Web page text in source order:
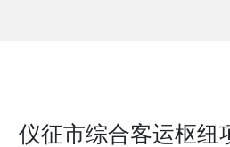
仪征市综合客运枢纽